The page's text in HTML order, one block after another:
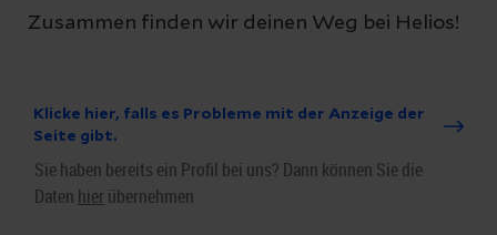
Zusammen finden wir deinen Weg bei Helios!
Klicke hier, falls es Probleme mit der Anzeige der
Seite gibt.